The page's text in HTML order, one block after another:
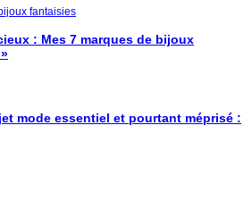
: Mes 7 marques de bijoux
mode essentiel et pourtant méprisé :